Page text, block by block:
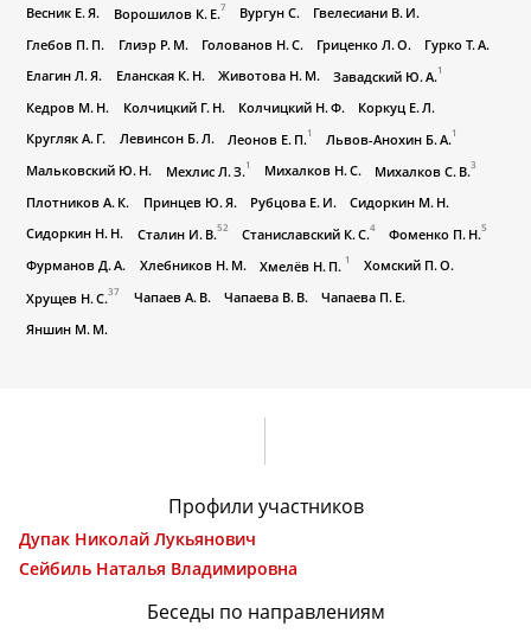
Весник Е. Я.
Ворошилов К. Е.7 Вургун С.
Гвелесиани В. И.
Глебов П. П.
Глиэр Р. М. Голованов Н. С. Гриценко Л. О.
Гурко Т. А.
Елагин Л. Я.
Еланская К. Н. Животова Н. М. Завадский Ю. А.1
Кедров М. Н. Колчицкий Г. Н. Колчицкий Н. Ф.
Коркуц Е. Л.
Кругляк А. Г.
Левинсон Б. Л. Леонов Е. П.1 Львов-Анохин Б. А.1
Мальковский Ю. Н. Мехлис Л. З.1 Михалков Н. С. Михалков С. В.3
Плотников А. К. Принцев Ю. Я. Рубцова Е. И.
Сидоркин М. Н.
Сидоркин Н. Н.
Сталин И. В.52 Станиславский К. С.4 Фоменко П. Н.5
Фурманов Д. А. Хлебников Н. М. Хмелёв Н. П. 1
Хомский П. О.
Хрущев Н. С.37 Чапаев А. В. Чапаева В. В.
Чапаева П. Е.
Яншин М. М.
Профили участников
Дупак Николай Лукьянович
Сейбиль Наталья Владимировна
Беседы по направлениям